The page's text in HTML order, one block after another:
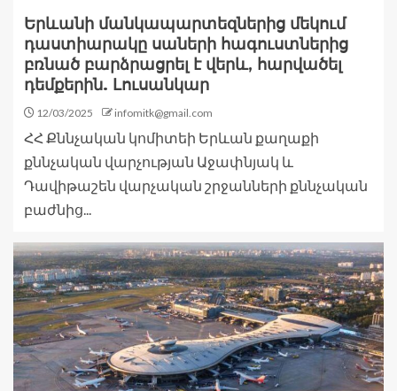
Երևանի մանկապարտեզներից մեկում
դաստիարակը սաների հագուստներից
բռնած բարձրացրել է վերև, հարվածել
դեմքերին. Լուսանկար
12/03/2025 infomitk@gmail.com
ՀՀ Քննչական կոմիտեի Երևան քաղաքի
քննչական վարչության Աջափնյակ և
Դավիթաշեն վարչական շրջանների քննչական
բաժնից...